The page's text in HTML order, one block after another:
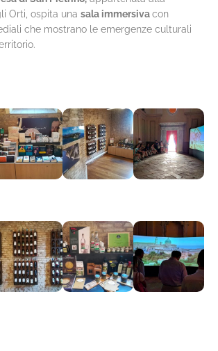
Orti, ospita una sala immersivacon
che mostrano le emergenze culturali